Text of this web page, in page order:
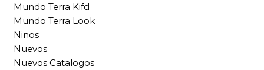
Mundo Terra Kifd
Mundo Terra Look
Ninos
Nuevos
Nuevos Catalogos